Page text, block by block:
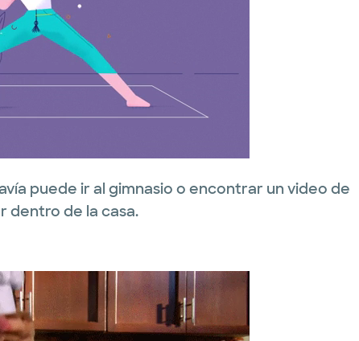
puede ir al gimnasio o encontrar un video de
dentro de la casa.